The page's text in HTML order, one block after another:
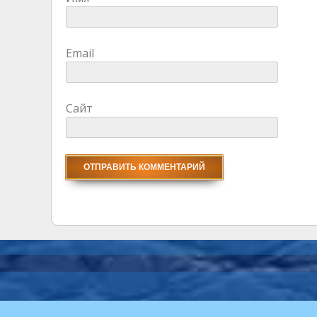
Email
Сайт